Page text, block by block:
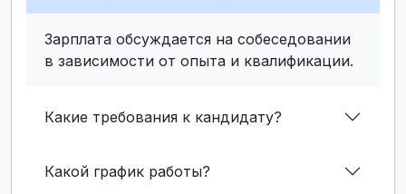
Зарплата обсуждается на собеседовании
в зависимости от опыта и квалификации.
Какие требования к кандидату?
Какой график работы?